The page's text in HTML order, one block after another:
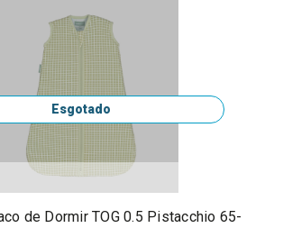
Esgotado
de Dormir TOG 0.5 Pistacchio 65-